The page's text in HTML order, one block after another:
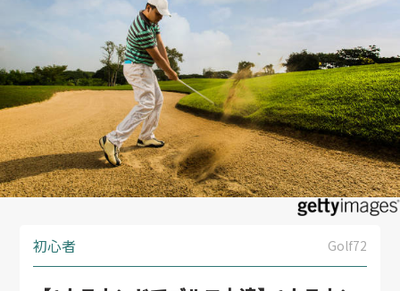
初心者 Golf72